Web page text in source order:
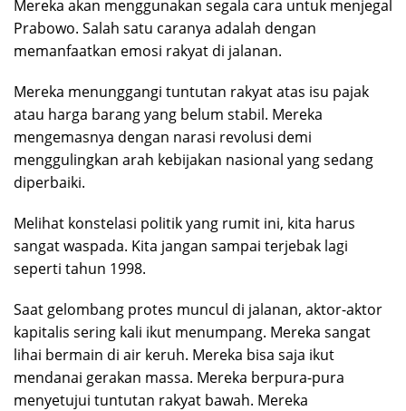
Mereka akan menggunakan segala cara untuk menjegal
Prabowo. Salah satu caranya adalah dengan
memanfaatkan emosi rakyat di jalanan.
Mereka menunggangi tuntutan rakyat atas isu pajak
atau harga barang yang belum stabil. Mereka
mengemasnya dengan narasi revolusi demi
menggulingkan arah kebijakan nasional yang sedang
diperbaiki.
Melihat konstelasi politik yang rumit ini, kita harus
sangat waspada. Kita jangan sampai terjebak lagi
seperti tahun 1998.
Saat gelombang protes muncul di jalanan, aktor-aktor
kapitalis sering kali ikut menumpang. Mereka sangat
lihai bermain di air keruh. Mereka bisa saja ikut
mendanai gerakan massa. Mereka berpura-pura
menyetujui tuntutan rakyat bawah. Mereka